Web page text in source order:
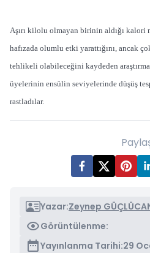
Aşırı kilolu olmayan birinin aldığı kalori
hafızada olumlu etki yarattığını, ancak
tehlikeli olabileceğini kaydeden
üyelerinin ensülin seviyelerinde düşüş
rastladılar.
Yazar:Zeynep
Görüntülenme:
Yayınlanma Tarihi:29